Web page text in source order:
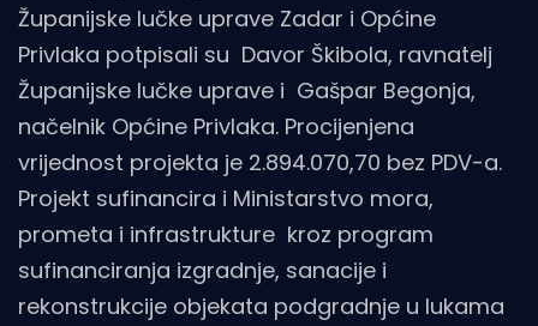
Županijske lučke uprave Zadar i Općine
Privlaka potpisali su Davor Škibola, ravnatelj
Županijske lučke uprave i Gašpar Begonja,
načelnik Općine Privlaka. Procijenjena
vrijednost projekta je 2.894.070,70 bez PDV-a.
Projekt sufinancira i Ministarstvo mora,
prometa i infrastrukture kroz program
sufinanciranja izgradnje, sanacije i
rekonstrukcije objekata podgradnje u lukama